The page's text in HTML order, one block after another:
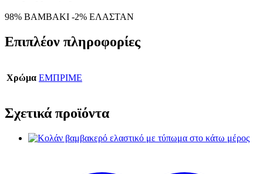
98% ΒΑΜΒΑΚΙ -2% ΕΛΑΣΤΑΝ
Επιπλέον πληροφορίες
Χρώμα ΕΜΠΡΙΜΕ
Σχετικά προϊόντα